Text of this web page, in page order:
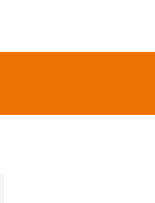
Search